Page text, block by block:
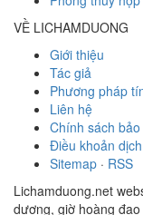
VỀ LICHAMDUONG
Giới thiệu
Tác giả
Phương pháp
Liên hệ
Chính sách
Điều khoản
Sitemap · RSS
Lichamduong.net
dương, giờ hoàng